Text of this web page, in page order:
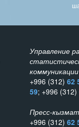
Управление
коммуникации
+996 (312) 62
59; +996 (312)
Пресс-
+996 (312) 62